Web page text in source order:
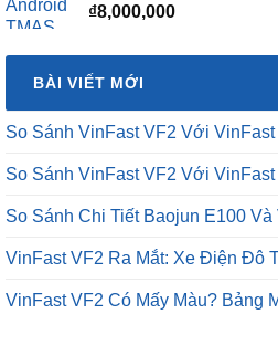
₫8,000,000
BÀI VIẾT MỚI
So Sánh VinFast VF2 Với
So Sánh VinFast VF2 Với
So Sánh Chi Tiết Baojun E100 Và
VinFast VF2 Ra Mắt: Xe Điện Đô
VinFast VF2 Có Mấy Màu? Bảng